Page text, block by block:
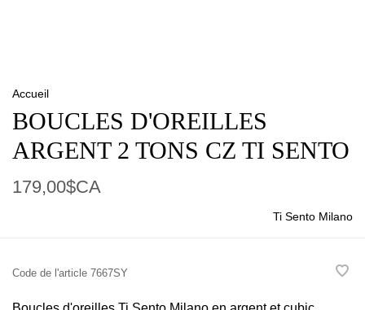
Accueil
BOUCLES D'OREILLES
ARGENT 2 TONS CZ TI SENTO
179,00$CA
Ti Sento Milano
Code de l'article 7667SY